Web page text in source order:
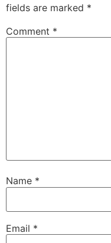
fields are marked *
Comment *
Name *
Email *